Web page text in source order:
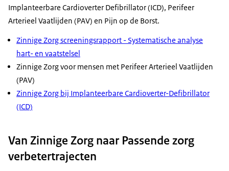
Implanteerbare Cardioverter Defibrillator (ICD), Perifeer
Arterieel Vaatlijden (PAV) en Pijn op de Borst.
Zinnige Zorg screeningsrapport - Systematische analyse
hart- en vaatstelsel
Zinnige Zorg voor mensen met Perifeer Arterieel Vaatlijden
(PAV)
Zinnige Zorg bij Implanteerbare Cardioverter-Defibrillator
(ICD)
Van Zinnige Zorg naar Passende zorg
verbetertrajecten